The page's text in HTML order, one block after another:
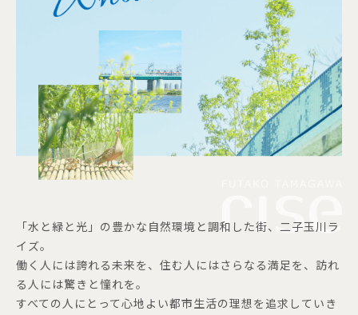
「水と緑と光」の豊かな自然環境と調和した街、二子玉川ラ
イズ。
働く人には誇れる未来を、住む人にはさらなる満足を、訪れ
る人には驚きと憧れを。
すべての人にとって心地よい都市生活の理想を追求していき